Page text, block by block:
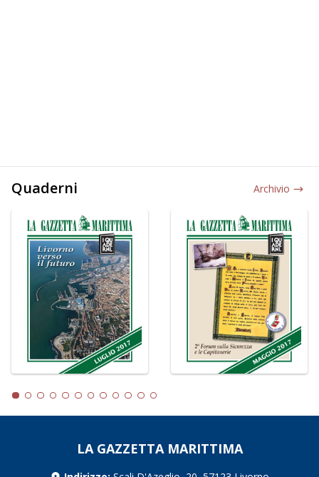
Quaderni Archivio
LA GAZZETTA MARITTIMA